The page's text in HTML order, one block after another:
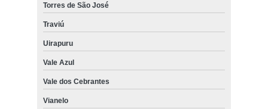
Torres de São José
Traviú
Uirapuru
Vale Azul
Vale dos Cebrantes
Vianelo